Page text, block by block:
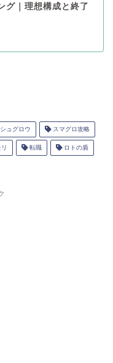
グ｜理想構成と終了
ュグロウ スマグロ攻略
転職 ロトの盾